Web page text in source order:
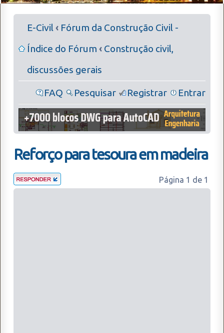
E-Civil‹ Fórum da Construção Civil -
Índice do Fórum ‹ Construção civil,
discussões gerais
FAQ Pesquisar Registrar Entrar
Reforço para tesoura em madeira
Página 1 de 1